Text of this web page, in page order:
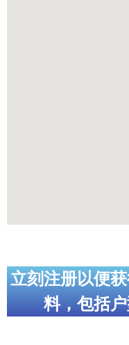
立刻注册以便
料，包括